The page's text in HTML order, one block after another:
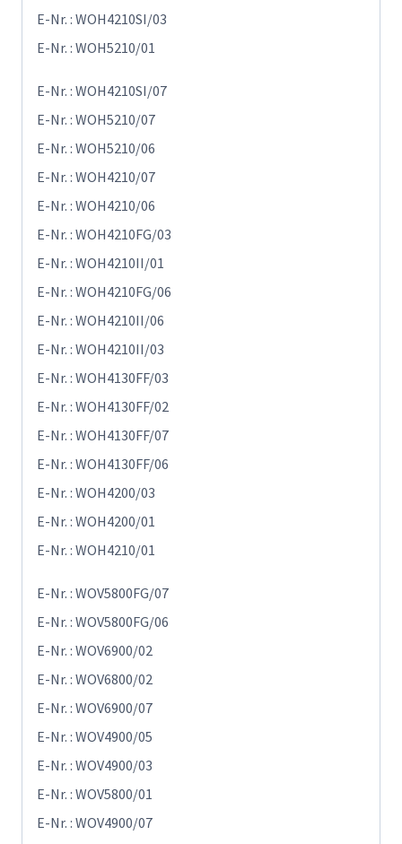
E-Nr. : WOH4210SI/03
E-Nr. : WOH5210/01
E-Nr. : WOH4210SI/07
E-Nr. : WOH5210/07
E-Nr. : WOH5210/06
E-Nr. : WOH4210/07
E-Nr. : WOH4210/06
E-Nr. : WOH4210FG/03
E-Nr. : WOH4210II/01
E-Nr. : WOH4210FG/06
E-Nr. : WOH4210II/06
E-Nr. : WOH4210II/03
E-Nr. : WOH4130FF/03
E-Nr. : WOH4130FF/02
E-Nr. : WOH4130FF/07
E-Nr. : WOH4130FF/06
E-Nr. : WOH4200/03
E-Nr. : WOH4200/01
E-Nr. : WOH4210/01
E-Nr. : WOV5800FG/07
E-Nr. : WOV5800FG/06
E-Nr. : WOV6900/02
E-Nr. : WOV6800/02
E-Nr. : WOV6900/07
E-Nr. : WOV4900/05
E-Nr. : WOV4900/03
E-Nr. : WOV5800/01
E-Nr. : WOV4900/07